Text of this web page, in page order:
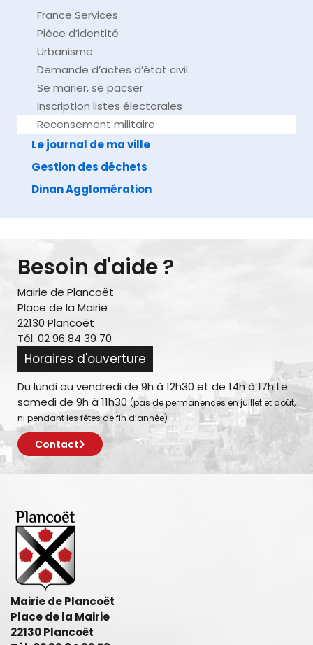
France Services
Pièce d’identité
Urbanisme
Demande d’actes d’état civil
Se marier, se pacser
Inscription listes électorales
Recensement militaire
Le journal de ma ville
Gestion des déchets
Dinan Agglomération
Besoin d'aide ?
Mairie de Plancoët
Place de la Mairie
22130 Plancoët
Tél. 02 96 84 39 70
Horaires d'ouverture
Du lundi au vendredi de 9h à 12h30 et de 14h à 17h Le
samedi de 9h à 11h30 (pas de permanences en juillet et août,
ni pendant les fêtes de fin d’année)
Contact
Mairie de Plancoët
Place de la Mairie
22130 Plancoët